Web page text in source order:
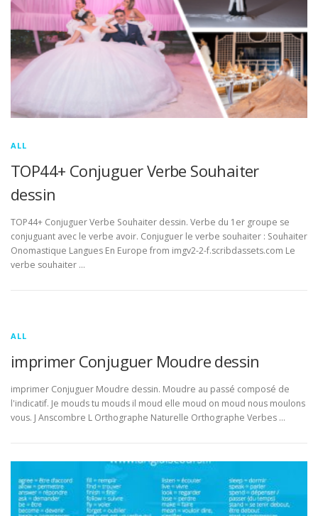
ALL
TOP44+ Conjuguer Verbe Souhaiter
dessin
TOP44+ Conjuguer Verbe Souhaiter dessin. Verbe du 1er groupe se
conjuguant avec le verbe avoir. Conjuguer le verbe souhaiter : Souhaiter
Onomastique Langues En Europe from imgv2-2-f.scribdassets.com Le
verbe souhaiter …
ALL
imprimer Conjuguer Moudre dessin
imprimer Conjuguer Moudre dessin. Moudre au passé composé de
l'indicatif. Je mouds tu mouds il moud elle moud on moud nous moulons
vous. J Anscombre L Orthographe Naturelle Orthographe Verbes …